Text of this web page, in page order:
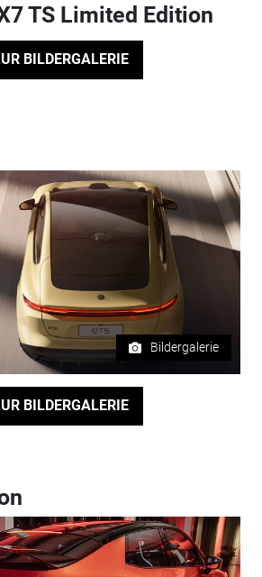
TS Limited Edition
BILDERGALERIE
Bildergalerie
BILDERGALERIE